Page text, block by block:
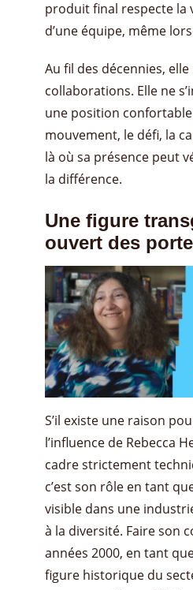
produit final respecte la
d’une équipe, même
Au fil des décennies,
collaborations. Elle ne
une position
mouvement, le défi, la
là où sa présence peut
la différence.
Une figure
ouvert des
S’il existe une raison
l’influence de Rebecca
cadre strictement
c’est son rôle en tant
visible dans une
à la diversité. Faire son
années 2000, en tant
figure historique du